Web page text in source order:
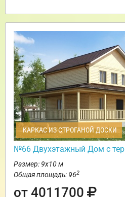
КАРКАС ИЗ СТРОГАНОЙ ДОСКИ
№66 Двухэтажный Дом с
Размер: 9х10 м
Общая площадь: 962
от 4011700